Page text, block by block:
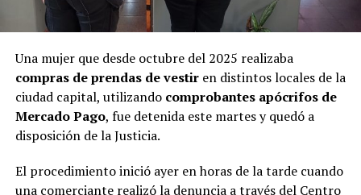
Ramírez junto al defensor oficial Miguel Ángel Varela.
“Una nena encerrada que llora”
de cercanía con la niña. Primero declaróHilda Margot
Una mujer que desde octubre del 2025 realizaba
compras de prendas de vestiren distintos locales de la
ciudad capital, utilizando comprobantes apócrifos de
Mercado Pago, fue detenida este martes y quedó a
disposición de la Justicia.
El procedimiento inició ayer en horas de la tarde cuando
una comerciante realizó la denuncia a través del Centro